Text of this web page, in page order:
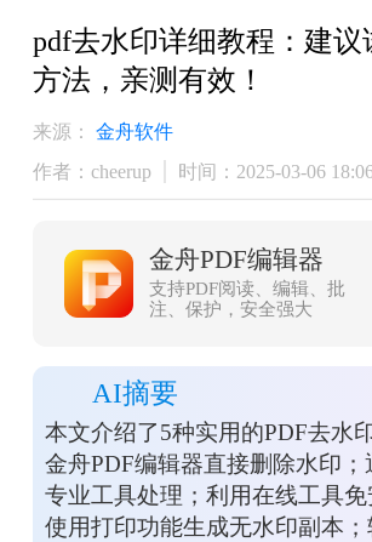
pdf去水印详细教程：建议
方法，亲测有效！
来源：
金舟软件
作者：cheerup
时间：2025-03-06
金舟PDF编辑器
支持PDF阅读、编辑、批
注、保护，安全强大
AI摘要
本文介绍了5种实用的PDF去水
金舟PDF编辑器直接删除水印；
专业工具处理；利用在线工具免
使用打印功能生成无水印副本；